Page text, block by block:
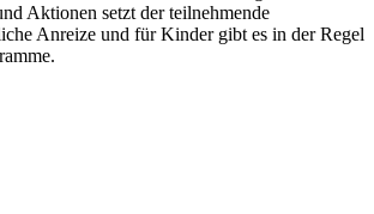
Aktionen setzt der teilnehmende
Anreize und für Kinder gibt es in der Regel